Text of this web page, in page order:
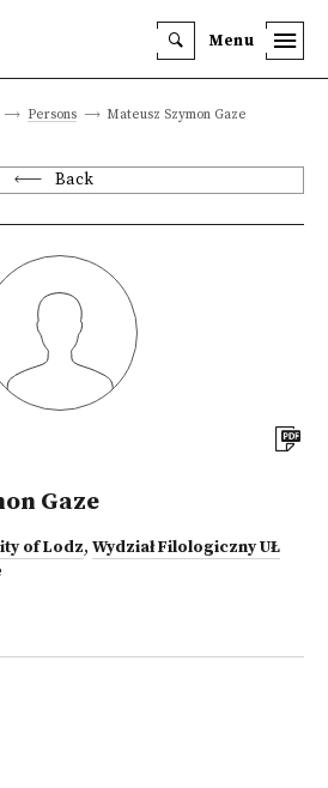
Menu
Persons Mateusz Szymon Gaze
Back
Gaze
of Lodz, Wydział Filologiczny UŁ